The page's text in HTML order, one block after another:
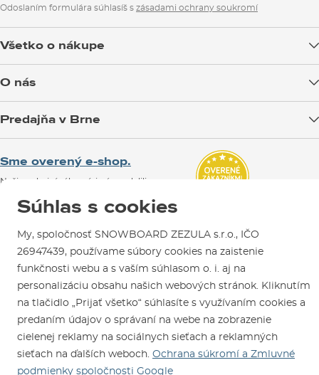
Odoslaním formulára súhlasíš s zásadami ochrany soukromí
Všetko o nákupe
Výmena a vrátenie tovaru
Reklamácie
Návody na použitie a údržbu
Kontakty
O nás
SNOWBOARD ZEZULA Team
Ako si vybrať vybavenie
Predajňa v Brne
Mapa a ako k nám
Požičovňa
Servis a opravy
Sme overený e-shop.
Naši spokojní zákazníci nám udelili
Sme tu pre Vás od roku 1996
Súhlas s cookies
My, spoločnosť SNOWBOARD ZEZULA s.r.o., IČO
26947439, používame súbory cookies na zaistenie
funkčnosti webu a s vaším súhlasom o. i. aj na
personalizáciu obsahu našich webových stránok. Kliknutím
na tlačidlo „Prijať všetko“ súhlasíte s využívaním cookies a
predaním údajov o správaní na webe na zobrazenie
cielenej reklamy na sociálnych sieťach a reklamných
sieťach na ďalších weboch. Ochrana súkromí a Zmluvné
podmienky spoločnosti Google